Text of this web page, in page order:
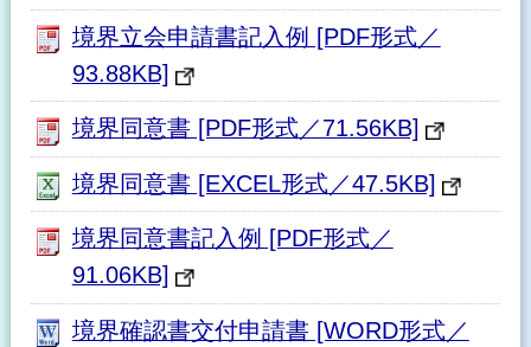
境界立会申請書記入例 [PDF形式／
93.88KB]
境界同意書 [PDF形式／71.56KB]
境界同意書 [EXCEL形式／47.5KB]
境界同意書記入例 [PDF形式／
91.06KB]
境界確認書交付申請書 [WORD形式／